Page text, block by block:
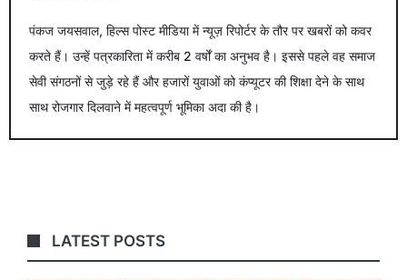
पंकज जयसवाल, हिल्स पोस्ट मीडिया में न्यूज़ रिपोर्टर के तौर पर खबरों को कवर
करते हैं। उन्हें पत्रकारिता में करीब 2 वर्षों का अनुभव है। इससे पहले वह समाज
सेवी संगठनों से जुड़े रहे हैं और हजारों युवाओं को कंप्यूटर की शिक्षा देने के साथ
साथ रोजगार दिलवाने में महत्वपूर्ण भूमिका अदा की है।
LATEST POSTS